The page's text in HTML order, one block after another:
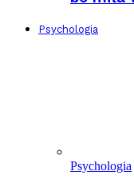
Psychologia
Psychologia